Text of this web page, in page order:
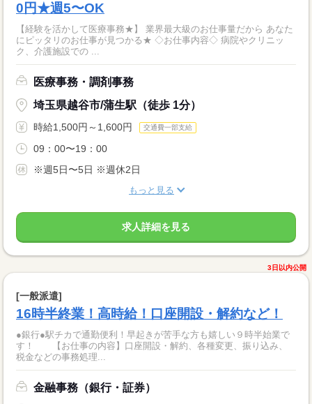
0円★週5〜OK
【経験を活かして医療事務★】 業界最大級のお仕事量だから あなた
にピッタリのお仕事が見つかる★ ◇お仕事内容◇ 病院やクリニッ
ク、介護施設での ...
医療事務・調剤事務
埼玉県越谷市/蒲生駅（徒歩 1分）
時給1,500円～1,600円 交通費一部支給
09：00〜19：00
※週5日〜5日 ※週休2日
もっと見る
求人詳細を見る
3日以内公開
[一般派遣]
16時半終業！高時給！口座開設・解約など！
●銀行●駅チカで通勤便利！早起きが苦手な方も嬉しい９時半始業で
す！ 【お仕事の内容】口座開設・解約、各種変更、振り込み、
税金などの事務処理...
金融事務（銀行・証券）